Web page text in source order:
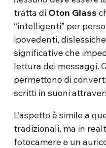
tratta di Oton Glass
“intelligenti” per
ipovedenti,
significative che
lettura dei messaggi.
permettono di
scritti in suoni
L’aspetto è simile a
tradizionali, ma in
fotocamere e un